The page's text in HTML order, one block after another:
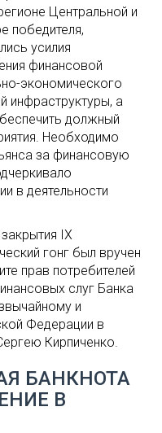
Центральной и
победителя,
усилия
финансовой
экономического
инфраструктуры, а
должный
Необходимо
за финансовую
в деятельности
IX
гонг был вручен
прав потребителей
слуг Банка
и
Федерации в
Кирпиченко.
БАНКНОТА
В